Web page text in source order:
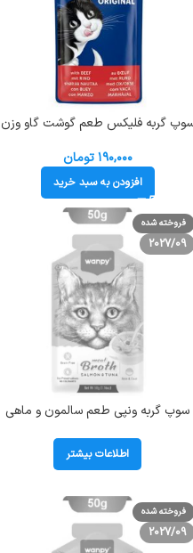
گربه فلیکس طعم گوشت گاو وزن
۱۹۰,۰۰۰ تومان
افزودن به سبد خرید
فروخته شده
2027/09
سوپ گربه ونپی طعم سالمون و ماهی
اطلاعات بیشتر
فروخته شده
2027/09